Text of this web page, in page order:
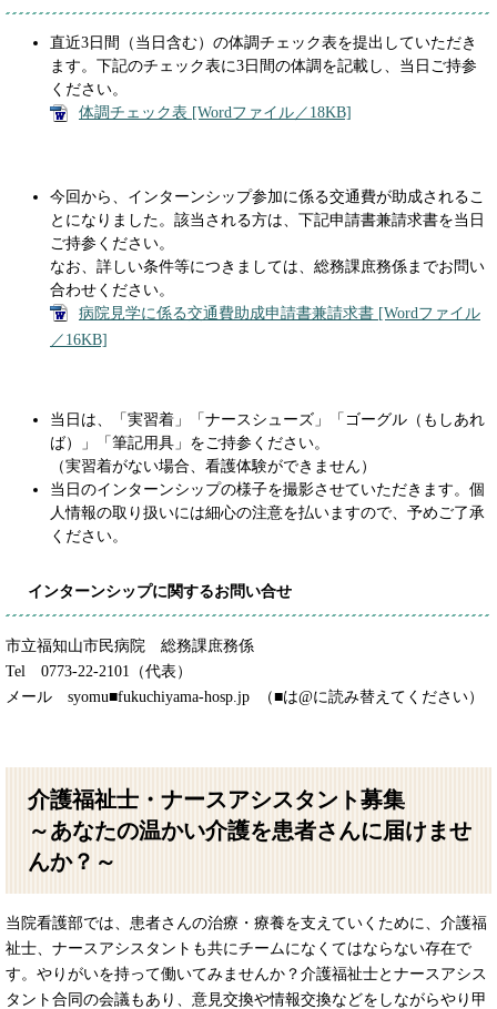
直近3日間（当日含む）の体調チェック表を提出していただき
ます。下記のチェック表に3日間の体調を記載し、当日ご持参
ください。
体調チェック表 [Wordファイル／18KB]
今回から、インターンシップ参加に係る交通費が助成されるこ
とになりました。該当される方は、下記申請書兼請求書を当日
ご持参ください。
なお、詳しい条件等につきましては、総務課庶務係までお問い
合わせください。
病院見学に係る交通費助成申請書兼請求書 [Wordファイル
／16KB]
当日は、「実習着」「ナースシューズ」「ゴーグル（もしあれ
ば）」「筆記用具」をご持参ください。
（実習着がない場合、看護体験ができません）
当日のインターンシップの様子を撮影させていただきます。個
人情報の取り扱いには細心の注意を払いますので、予めご了承
ください。
インターンシップに関するお問い合せ
市立福知山市民病院 総務課庶務係
Tel 0773-22-2101（代表）
メール syomu■fukuchiyama-hosp.jp （■は@に読み替えてください）
介護福祉士・ナースアシスタント募集
～あなたの温かい介護を患者さんに届けませ
んか？～
当院看護部では、患者さんの治療・療養を支えていくために、介護福
祉士、ナースアシスタントも共にチームになくてはならない存在で
す。やりがいを持って働いてみませんか？介護福祉士とナースアシス
タント合同の会議もあり、意見交換や情報交換などをしながらやり甲